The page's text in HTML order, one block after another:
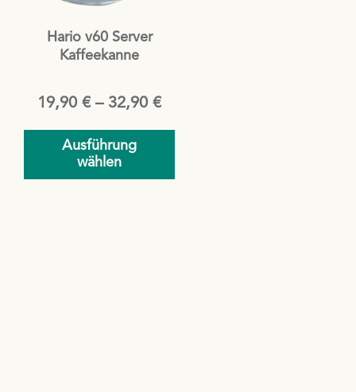
Hario v60 Server
Kaffeekanne
19,90€ – 32,90€
Ausführung
wählen
Optionen
können
der
gewählt
werden